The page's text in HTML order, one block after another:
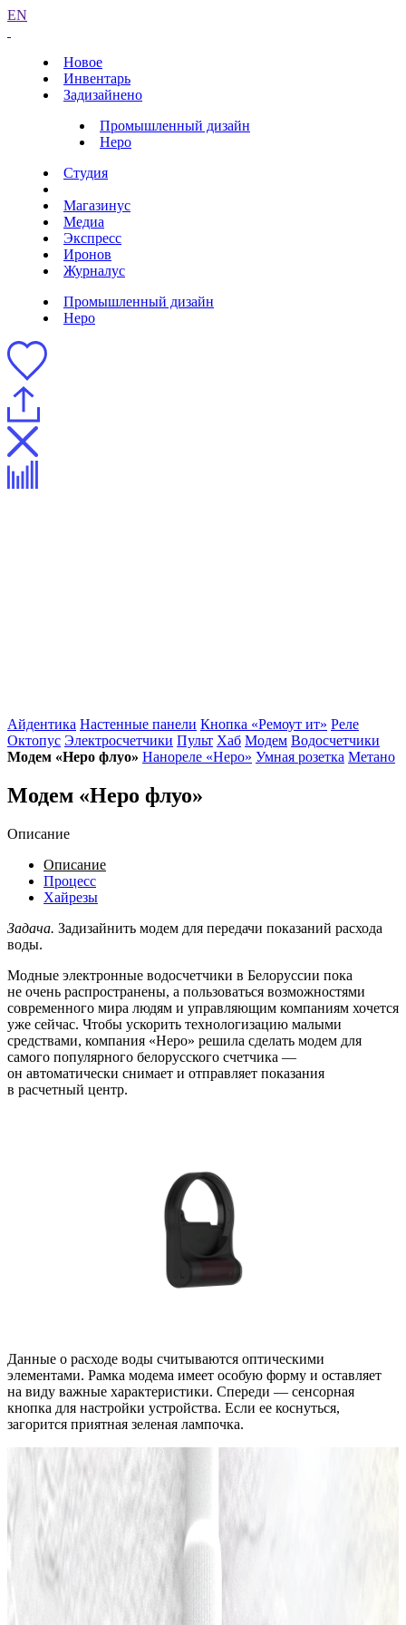
EN
Новое
Инвентарь
Задизайнено
Промышленный дизайн
Неро
Студия
Магазинус
Медиа
Экспресс
Иронов
Журналус
Промышленный дизайн
Неро
Айдентика Настенные панели Кнопка «Ремоут ит» Реле
Октопус Электросчетчики Пульт Хаб Модем Водосчетчики
Модем «Неро флуо» Нанореле «Неро» Умная розетка Метано
Модем «Неро флуо»
Описание
Описание
Процесс
Хайрезы
Задача. Задизайнить модем для передачи показаний расхода
воды.
Модные электронные водосчетчики в Белоруссии пока
не очень распространены, а пользоваться возможностями
современного мира людям и управляющим компаниям хочется
уже сейчас. Чтобы ускорить технологизацию малыми
средствами, компания «Неро» решила сделать модем для
самого популярного белорусского счетчика —
он автоматически снимает и отправляет показания
в расчетный центр.
Данные о расходе воды считываются оптическими
элементами. Рамка модема имеет особую форму и оставляет
на виду важные характеристики. Спереди — сенсорная
кнопка для настройки устройства. Если ее коснуться,
загорится приятная зеленая лампочка.